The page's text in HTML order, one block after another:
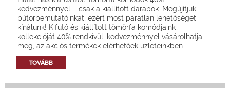
kedvezménnyel – csak a kiállított darabok. Megújítjuk
bútorbemutatóinkat, ezért most páratlan lehetőséget
kínálunk! Kifutó és kiállított tömörfa komódjaink
kollekcióját 40% rendkívüli kedvezménnyel vásárolhatja
meg, az akciós termékek elérhetőek üzleteinkben.
TOVÁBB